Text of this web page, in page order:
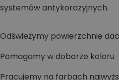
systemów antykorozyjnych.
Odświeżymy powierzchnię
Pomagamy w doborze koloru
Pracujemy na farbach